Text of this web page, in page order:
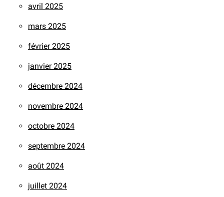
avril 2025
mars 2025
février 2025
janvier 2025
décembre 2024
novembre 2024
octobre 2024
septembre 2024
août 2024
juillet 2024